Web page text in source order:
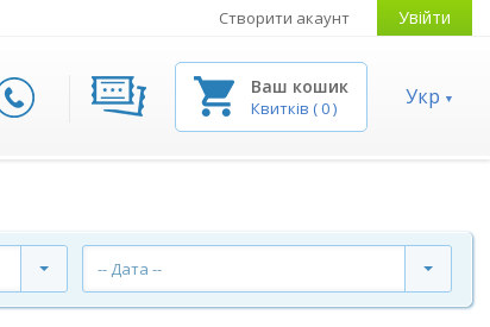
Створити акаунт Увійти
Ваш кошик
Квитків (0) Укр
-- Дата --